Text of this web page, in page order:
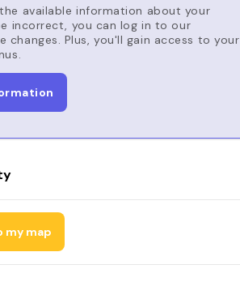
available information about your
incorrect, you can log in to our
changes. Plus, you'll gain access to your
my map